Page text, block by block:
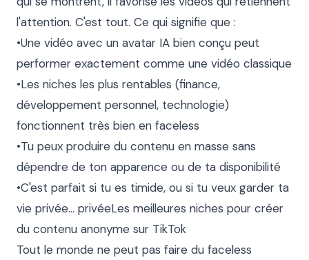
l'attention. C'est tout. Ce qui signifie que :
•Une vidéo avec un avatar IA bien conçu peut
performer exactement comme une vidéo classique
•Les niches les plus rentables (finance,
développement personnel, technologie)
fonctionnent très bien en faceless
•Tu peux produire du contenu en masse sans
dépendre de ton apparence ou de ta disponibilité
•C'est parfait si tu es timide, ou si tu veux garder ta
vie privée... privéeLes meilleures niches pour créer
du contenu anonyme sur TikTok
Tout le monde ne peut pas faire du faceless